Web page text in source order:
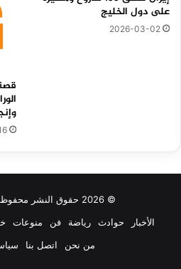
على دول الخليج
2026-03-02
© 2026 حقوق النشر محفوظة لـ هنـا القــاهــرة
الأخبار
حوادث رياضة فن منوعات
من نحن
اتصل بنا